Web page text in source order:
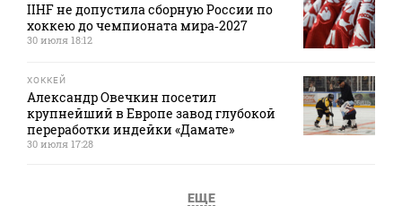
IIHF не допустила сборную России по
хоккею до чемпионата мира‑2027
30 июля 18:12
ХОККЕЙ
Александр Овечкин посетил
крупнейший в Европе завод глубокой
переработки индейки «Дамате»
30 июля 17:28
ЕЩЕ